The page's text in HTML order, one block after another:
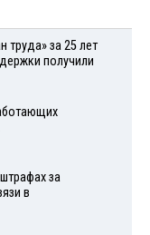
труда» за 25 лет
получили
за
в